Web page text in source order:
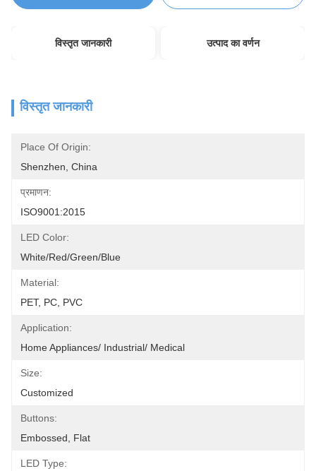
विस्तृत जानकारी उत्पाद का वर्णन
विस्तृत जानकारी
Place Of Origin:
Shenzhen, China
प्रमाणन:
ISO9001:2015
LED Color:
White/Red/Green/Blue
Material:
PET, PC, PVC
Application:
Home Appliances/ Industrial/ Medical
Size:
Customized
Buttons:
Embossed, Flat
LED Type: